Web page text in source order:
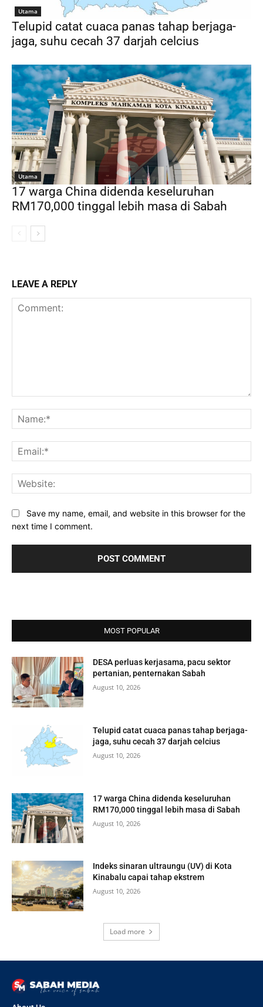
Utama
Telupid catat cuaca panas tahap berjaga-
jaga, suhu cecah 37 darjah celcius
Utama
17 warga China didenda keseluruhan
RM170,000 tinggal lebih masa di Sabah
LEAVE A REPLY
Save my name, email, and website in this browser for the
next time I comment.
MOST POPULAR
DESA perluas kerjasama, pacu sektor
pertanian, penternakan Sabah
August 10, 2026
Telupid catat cuaca panas tahap berjaga-
jaga, suhu cecah 37 darjah celcius
August 10, 2026
17 warga China didenda keseluruhan
RM170,000 tinggal lebih masa di Sabah
August 10, 2026
Indeks sinaran ultraungu (UV) di Kota
Kinabalu capai tahap ekstrem
August 10, 2026
Load more